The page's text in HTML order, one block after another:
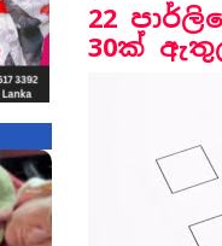
22
30ක්